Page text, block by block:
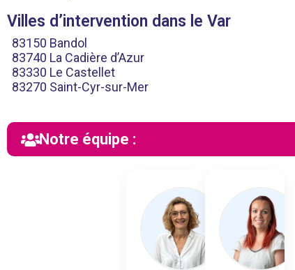
Villes d’intervention dans le Var
83150 Bandol
83740 La Cadière d’Azur
83330 Le Castellet
83270 Saint-Cyr-sur-Mer
Notre équipe :